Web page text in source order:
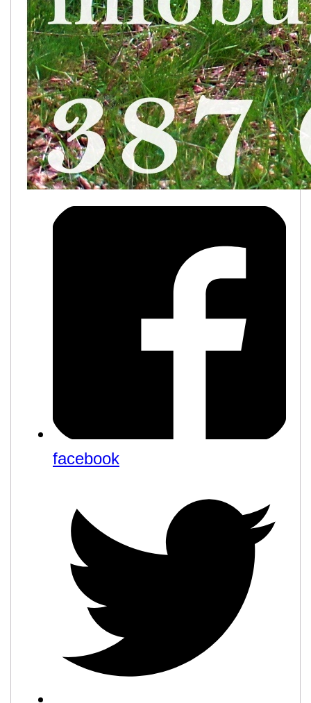
facebook